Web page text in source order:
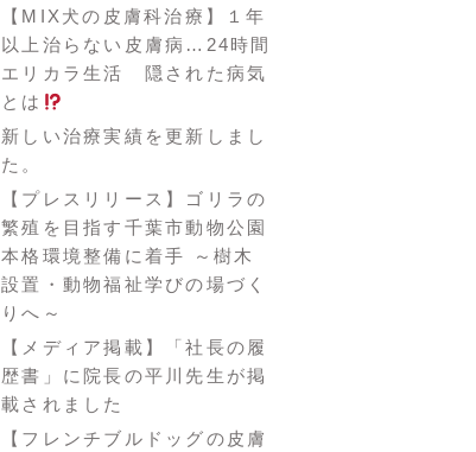
【MIX犬の皮膚科治療】１年
以上治らない皮膚病…24時間
エリカラ生活 隠された病気
とは
新しい治療実績を更新しまし
た。
【プレスリリース】ゴリラの
繁殖を目指す千葉市動物公園
本格環境整備に着手 ～樹木
設置・動物福祉学びの場づく
りへ～
【メディア掲載】「社長の履
歴書」に院長の平川先生が掲
載されました
【フレンチブルドッグの皮膚